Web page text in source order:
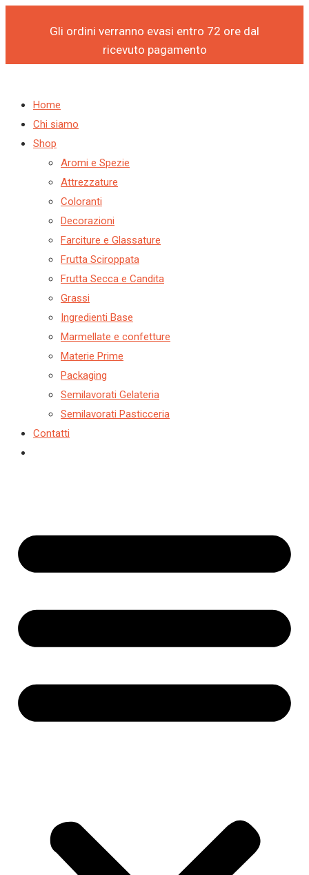
Gli ordini verranno evasi entro 72 ore dal
ricevuto pagamento
Vai
Home
Chi siamo
Shop
Aromi e Spezie
Attrezzature
Coloranti
Decorazioni
Farciture e Glassature
Frutta Sciroppata
Frutta Secca e Candita
Grassi
Ingredienti Base
Marmellate e confetture
Materie Prime
Packaging
Semilavorati Gelateria
Semilavorati Pasticceria
Contatti
Products
Products
CORIANDOLINA
(CONF.
KG)
PREGEL